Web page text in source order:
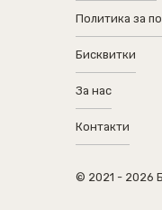
Политика за
Бисквитки
За нас
Контакти
© 2021 - 2026